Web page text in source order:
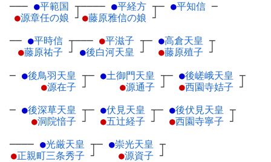
─── ●平範国 ┬
●源章任の娘 ┘
──── ●平経方 ┬
●藤原雅信の娘 ┘
─ ●平知信 ─
── ●平時信 ┬
●藤原祐子 ┘
─── ●平滋子 ┬
●後白河天皇 ┘
─ ●高倉天皇 ┬
●藤原殖子 ┘
─ ●後鳥羽天皇 ┬
●源在子 ┘
─ ●土御門天皇 ┬
●源通子 ┘
─ ●後嵯峨天皇 ┬
●西園寺姞子 ┘
─ ●後深草天皇 ┬
●洞院愔子 ┘
─ ●伏見天皇 ┬
●五辻経子 ┘
─ ●後伏見天皇 ┬
●西園寺寧子 ┘
──── ●光厳天皇 ┬
●正親町三条秀子 ┘
─ ●崇光天皇 ┬
●源資子 ┘